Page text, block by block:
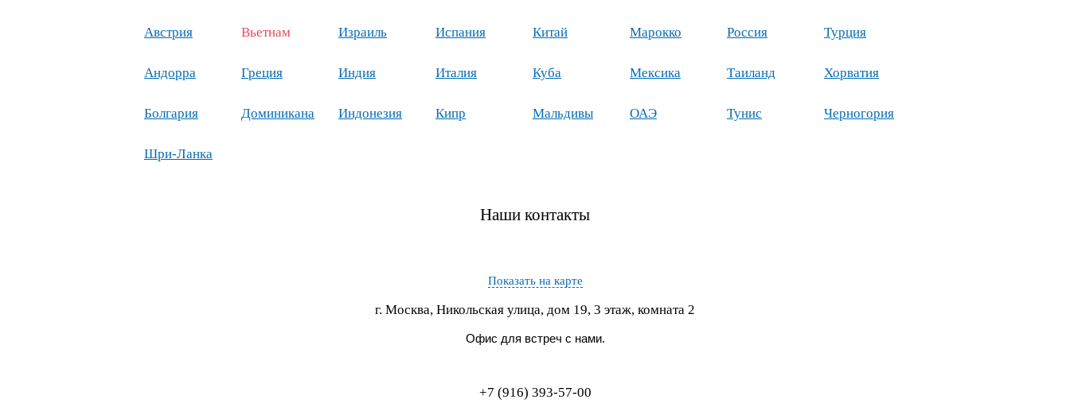
Австрия
Андорра
Болгария
Вьетнам
Греция
Доминикана
Израиль
Индия
Индонезия
Испания
Италия
Кипр
Китай
Куба
Мальдивы
Марокко
Мексика
ОАЭ
Россия
Таиланд
Тунис
Турция
Хорватия
Черногория
Шри-Ланка
Наши контакты
Показать на карте
г. Москва, Никольская улица, дом 19, 3 этаж, комната 2
Офис для встреч с нами.
+7 (916) 393-57-00